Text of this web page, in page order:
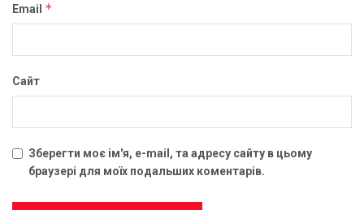
Email *
Сайт
Зберегти моє ім'я, e-mail, та адресу сайту в цьому
браузері для моїх подальших коментарів.